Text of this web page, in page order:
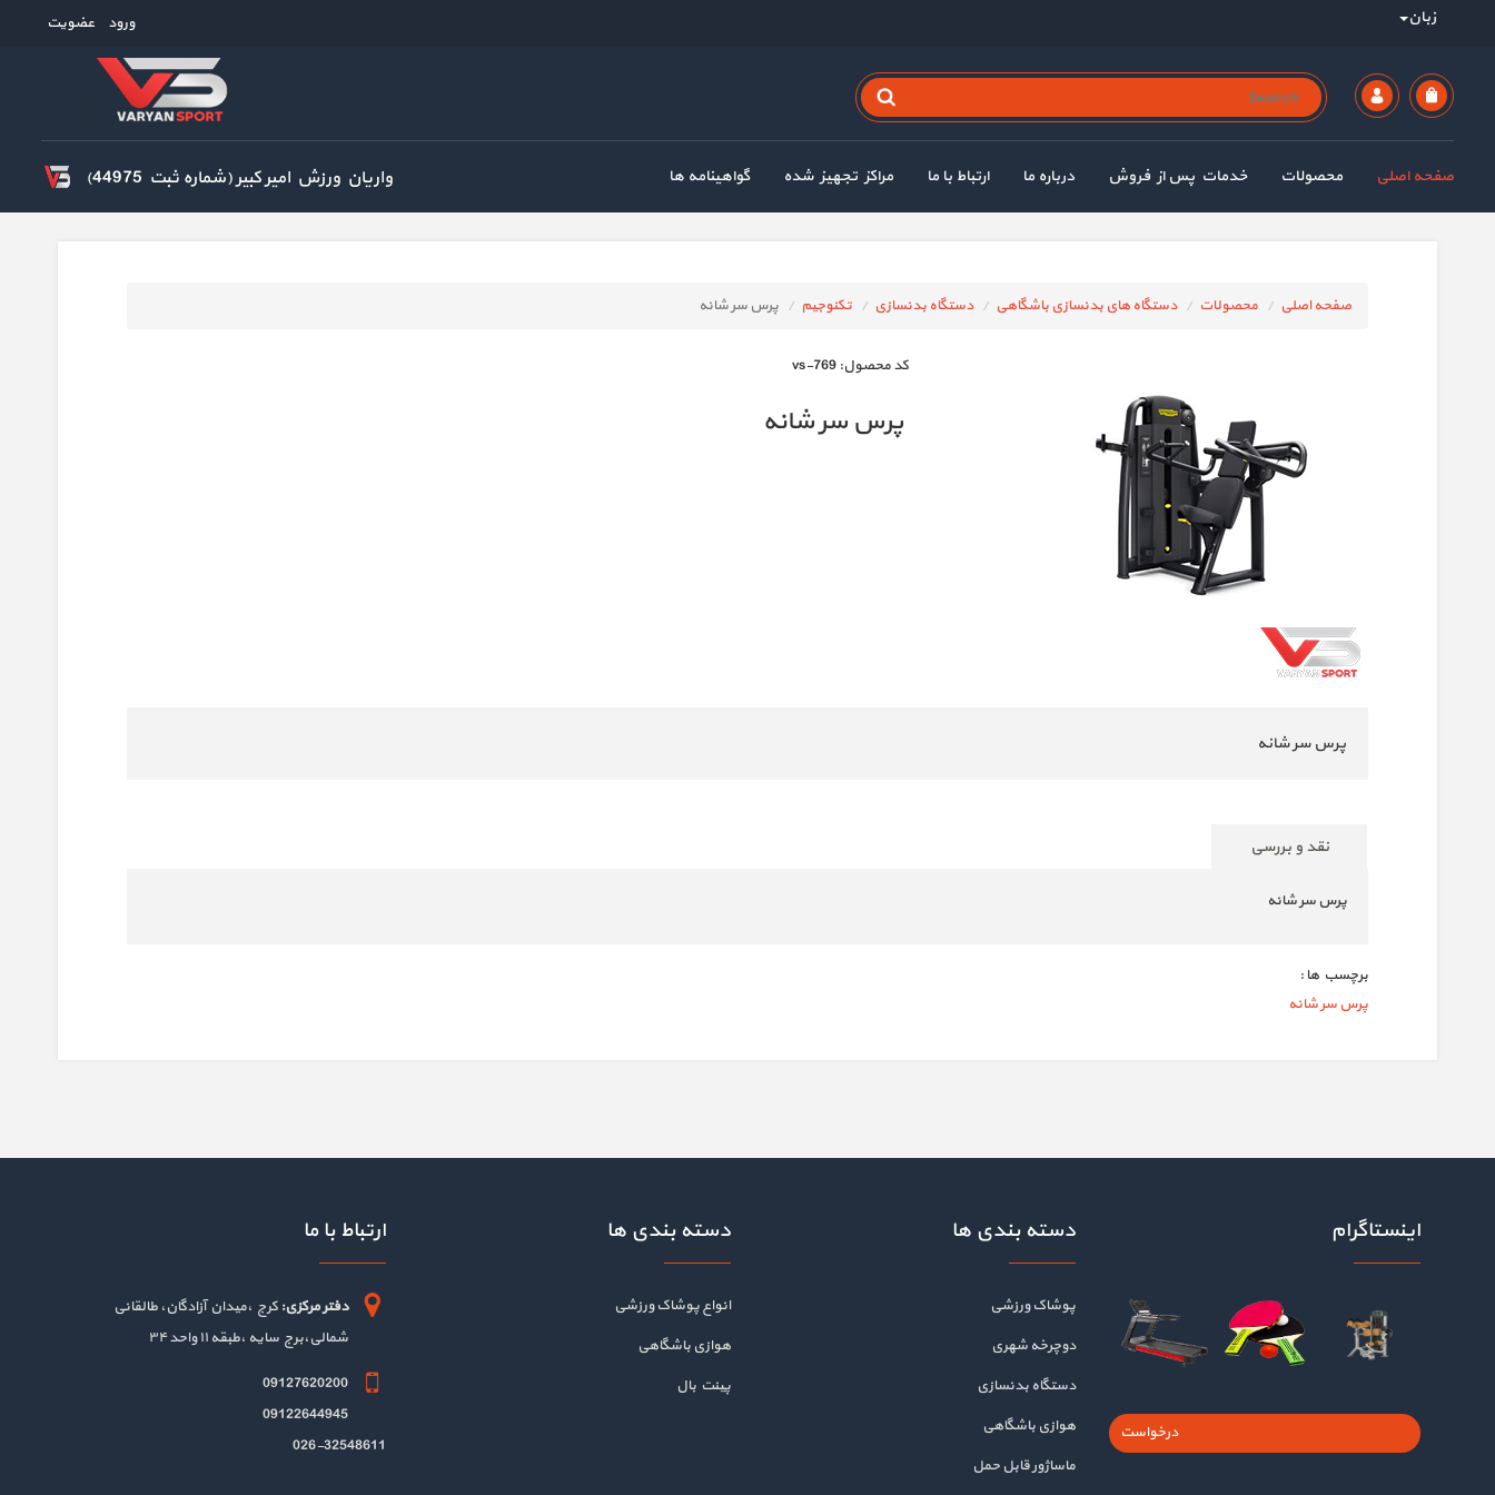
زبان ورود عضویت
صفحه اصلی محصولات خدمات پس از فروش درباره ما ارتباط با ما مراکز تجهیز شده گواهینامه ها واریان ورزش امیر کبیر (شماره ثبت 44975)
صفحه اصلی محصولات دستگاه های بدنسازی باشگاهی دستگاه بدنسازی تکنوجیم پرس سر شانه
كد محصول: vs-769
پرس سر شانه
پرس سر شانه
نقد و بررسی
پرس سر شانه
برچسب ها :
پرس سر شانه
اینستاگرام
درخواست
دسته بندی ها
پوشاک ورزشی
دوچرخه شهری
دستگاه بدنسازی
هوازی باشگاهی
ماساژور قابل حمل
دسته بندی ها
انواع پوشاک ورزشی
هوازی باشگاهی
پینت بال
ارتباط با ما
دفتر مرکزی: کرج ،میدان آزادگان، طالقانی
شمالی،برج سایه ،طبقه ۱۱ واحد ۳۴
09127620200
09122644945
026-32548611